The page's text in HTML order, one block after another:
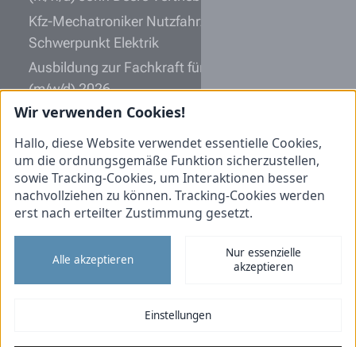
Kfz-Mechatroniker Nutzfahrzeugtechnik (m/w/d)
Schwerpunkt Elektrik
Ausbildung zur Fachkraft für Lagerlogistik
(m/w/d) 2026
Kfz-Mechatroniker Nutzfahrzeugtechnik (m/w/d)
MAN Servicepartner
Informationen
Initiativbewerbung
Datenschutz
Wir verwenden Cookies!
Hallo, diese Website verwendet essentielle Cookies,
um die ordnungsgemäße Funktion sicherzustellen,
sowie Tracking-Cookies, um Interaktionen besser
nachvollziehen zu können. Tracking-Cookies werden
erst nach erteilter Zustimmung gesetzt.
Alle akzeptieren
Nur essenzielle
akzeptieren
Einstellungen